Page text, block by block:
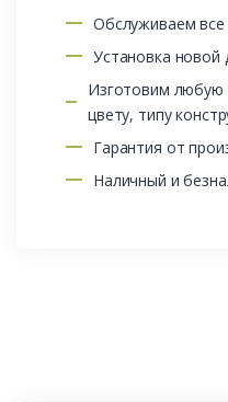
Обслуживаем
Установка новой
Изготовим любую
цвету, типу
Гарантия от
Наличный и